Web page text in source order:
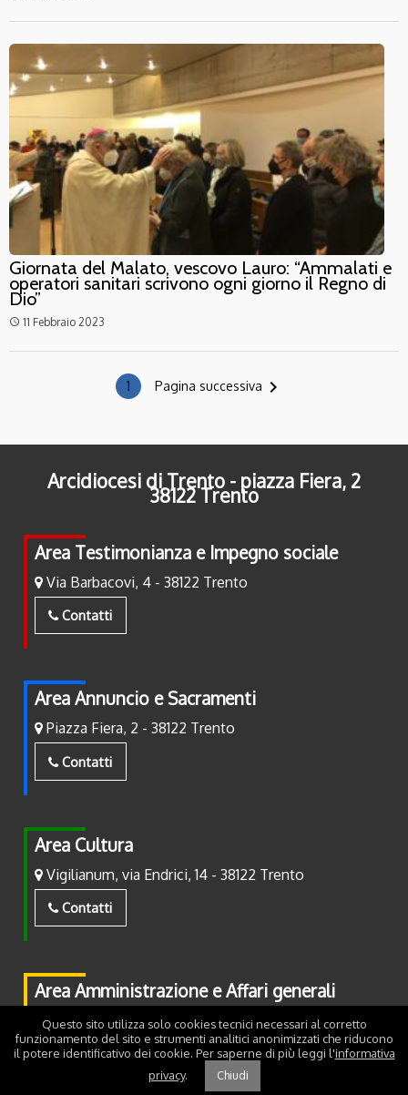
Giornata del Malato, vescovo Lauro: “Ammalati e
operatori sanitari scrivono ogni giorno il Regno di
Dio”
access_time 11 Febbraio 2023
1 Pagina successiva navigate_next
Arcidiocesi di Trento - piazza Fiera, 2
38122 Trento
Area Testimonianza e Impegno sociale
Via Barbacovi, 4 - 38122 Trento
Contatti
Area Annuncio e Sacramenti
Piazza Fiera, 2 - 38122 Trento
Contatti
Area Cultura
Vigilianum, via Endrici, 14 - 38122 Trento
Contatti
Area Amministrazione e Affari generali
Piazza Fiera, 2 - 38122 Trento
Contatti
Questo sito utilizza solo cookies tecnici necessari al corretto
funzionamento del sito e strumenti analitici anonimizzati che riducono
il potere identificativo dei cookie. Per saperne di più leggi l'informativa
privacy. Chiudi